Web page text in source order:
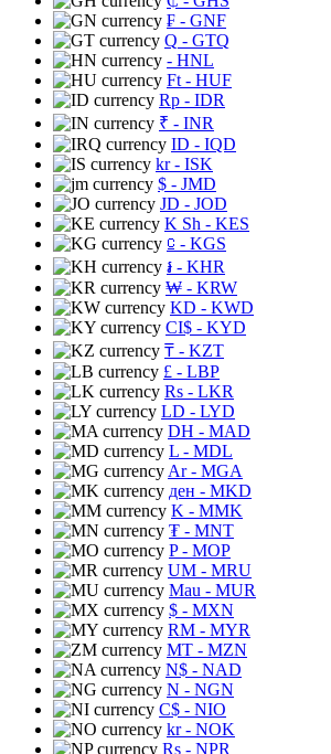
₣ - GNF
Q - GTQ
- HNL
Ft - HUF
Rp - IDR
₹ - INR
ID - IQD
kr- ISK
$ - JMD
JD - JOD
K Sh - KES
⃀ - KGS
៛ - KHR
₩ - KRW
KD - KWD
CI$ - KYD
₸ - KZT
£ - LBP
Rs - LKR
LD - LYD
DH - MAD
L - MDL
Ar- MGA
ден - MKD
K - MMK
₮ - MNT
P- MOP
UM - MRU
Mau - MUR
$ - MXN
RM - MYR
MT - MZN
N$ - NAD
N - NGN
C$ - NIO
kr- NOK
Rs - NPR